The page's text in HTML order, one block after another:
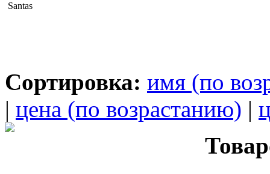
Сортировка: имя (по
| цена (по возрастанию) |